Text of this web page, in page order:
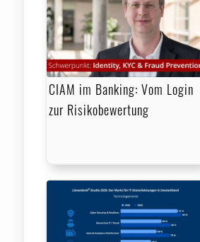
CIAM im Banking: Vom Login
zur Risikobewertung